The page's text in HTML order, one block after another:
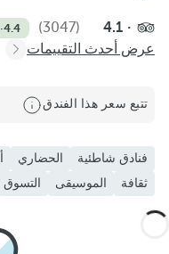
4.1
(3047)
4.4
·
عرض أحدث التقييمات
تتبع سعر هذا الفندق
فنادق شاطئية الحضاري
ثقافة
الموسيقى التسوق